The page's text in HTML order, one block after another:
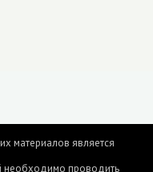
материалов является
необходимо проводить